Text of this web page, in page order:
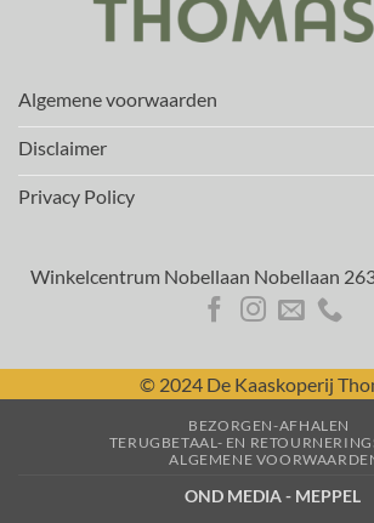
Algemene voorwaarden
Disclaimer
Privacy Policy
Winkelcentrum Nobellaan Nobellaan
© 2024 De Kaaskoperij
BEZORGEN-AFHALEN
TERUGBETAAL- EN
ALGEMENE
OND MEDIA - MEPPEL